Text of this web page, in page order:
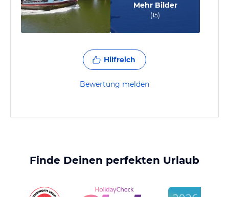
Mehr Bilder
(15)
Hilfreich
Bewertung melden
Finde Deinen perfekten Urlaub